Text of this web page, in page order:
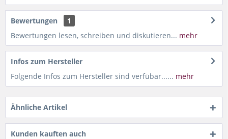
Bewertungen
1
Bewertungen lesen, schreiben und diskutieren... mehr
Infos zum Hersteller
Folgende Infos zum Hersteller sind verfübar...... mehr
Ähnliche Artikel
Kunden kauften auch